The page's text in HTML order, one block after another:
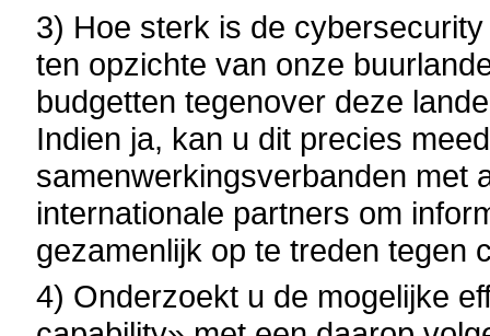
3) Hoe sterk is de
ten opzichte van onze
budgetten tegenover deze
Indien ja, kan u dit precies
samenwerkingsverbanden met
internationale partners om
gezamenlijk op te treden tegen
4) Onderzoekt u de mogelijke